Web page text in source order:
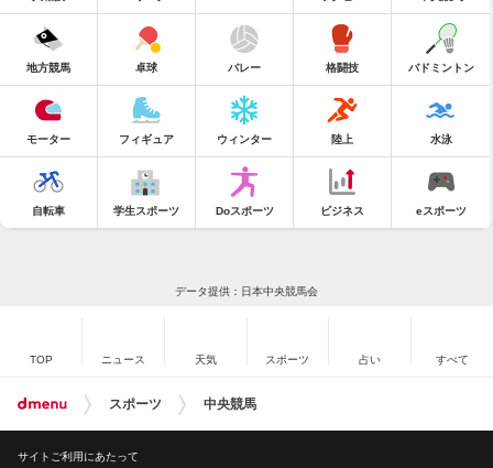
地方競馬 卓球 バレー 格闘技 バドミントン
モーター フィギュア ウィンター 陸上 水泳
自転車 学生スポーツ Doスポーツ ビジネス eスポーツ
データ提供：日本中央競馬会
TOP ニュース 天気 スポーツ 占い すべて
スポーツ 中央競馬
サイトご利用にあたって